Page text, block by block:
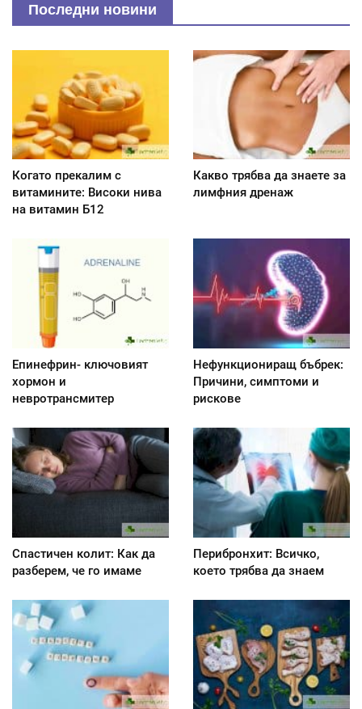
Последни новини
Когато прекалим с
витамините: Високи нива
на витамин Б12
Какво трябва да знаете за
лимфния дренаж
Епинефрин- ключовият
хормон и
невротрансмитер
Нефункциониращ бъбрек:
Причини, симптоми и
рискове
Спастичен колит: Как да
разберем, че го имаме
Перибронхит: Всичко,
което трябва да знаем